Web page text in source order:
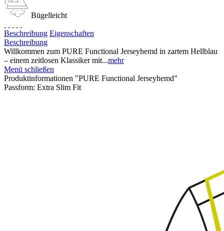
Bügelleicht
Beschreibung Eigenschaften
Beschreibung
Willkommen zum PURE Functional Jerseyhemd in zartem Hellblau
– einem zeitlosen Klassiker mit...mehr
Menü schließen
Produktinformationen "PURE Functional Jerseyhemd"
Passform: Extra Slim Fit